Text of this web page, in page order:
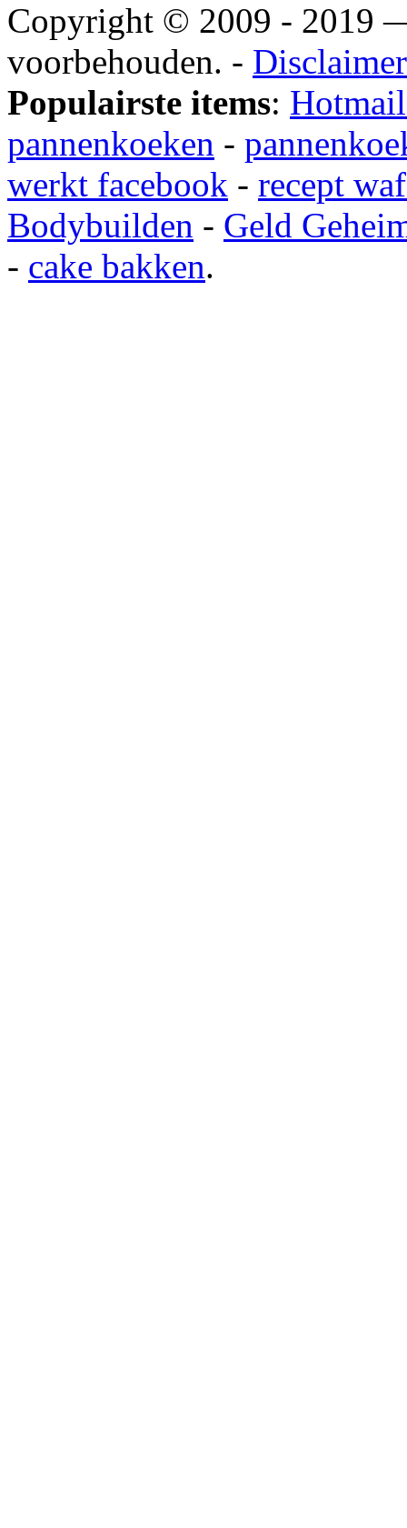
Copyright © 2009 - 2019
voorbehouden. - Disclaimer
Populairste items:
pannenkoeken -
werkt facebook - recept
Bodybuilden - Geld
- cake bakken.